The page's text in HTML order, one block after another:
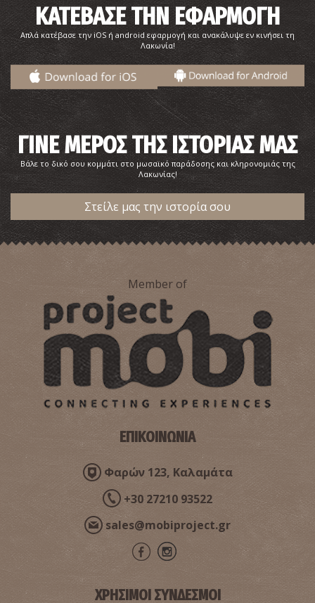
ΚΑΤΕΒΑΣΕ ΤΗΝ ΕΦΑΡΜΟΓΗ
Απλά κατέβασε την iOS ή android εφαρμογή και ανακάλυψε εν κινήσει τη
Λακωνία!
ΓΙΝΕ ΜΕΡΟΣ ΤΗΣ ΙΣΤΟΡΙΑΣ ΜΑΣ
Βάλε το δικό σου κομμάτι στο μωσαϊκό παράδοσης και κληρονομιάς της
Λακωνίας!
Στείλε μας την ιστορία σου
Member of
ΕΠΙΚΟΙΝΩΝΙΑ
Φαρών 123, Καλαμάτα
+30 27210 93522
sales@mobiproject.gr
ΧΡΗΣΙΜΟΙ ΣΥΝΔΕΣΜΟΙ